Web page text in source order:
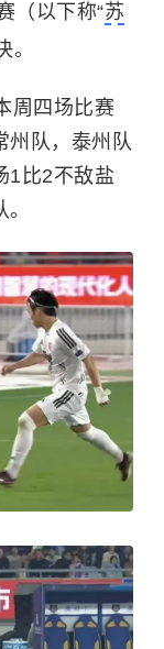
（以下称“苏
。
周四场比赛
州队，泰州队
1比2不敌盐